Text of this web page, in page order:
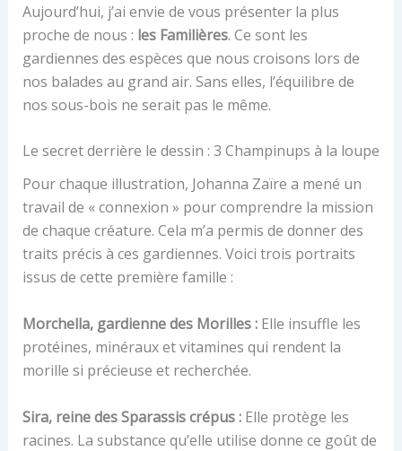
Aujourd’hui, j’ai envie de vous présenter la plus
proche de nous : les Familières. Ce sont les
gardiennes des espèces que nous croisons lors de
nos balades au grand air. Sans elles, l’équilibre de
nos sous-bois ne serait pas le même.
Le secret derrière le dessin : 3 Champinups à la loupe
Pour chaque illustration, Johanna Zaïre a mené un
travail de « connexion » pour comprendre la mission
de chaque créature. Cela m’a permis de donner des
traits précis à ces gardiennes. Voici trois portraits
issus de cette première famille :
Morchella, gardienne des Morilles :Elle insuffle les
protéines, minéraux et vitamines qui rendent la
morille si précieuse et recherchée.
Sira, reine des Sparassis crépus :Elle protège les
racines. La substance qu’elle utilise donne ce goût de